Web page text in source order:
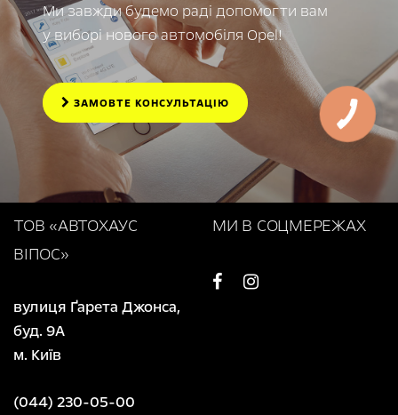
Ми завжди будемо раді допомогти вам
у виборі нового автомобіля Opel!
ЗАМОВТЕ КОНСУЛЬТАЦІЮ
ТОВ «АВТОХАУС
ВІПОС»
вулиця Ґарета Джонса,
буд. 9А
м. Київ
(044) 230-05-00
МИ В СОЦМЕРЕЖАХ